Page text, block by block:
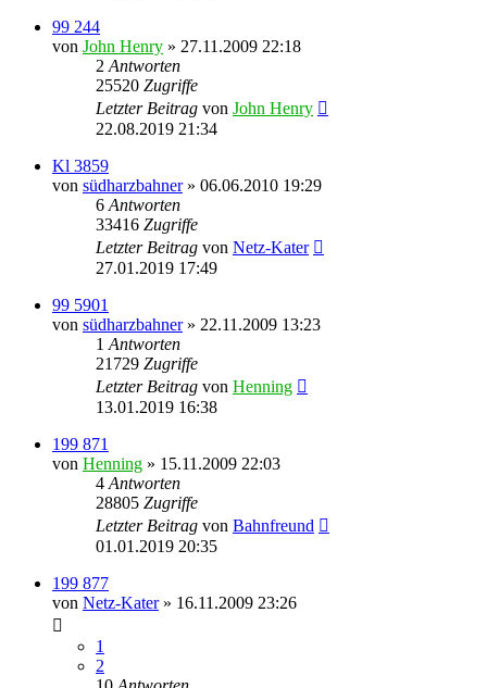
99 244
von John Henry » 27.11.2009 22:18
2 Antworten
25520 Zugriffe
Letzter Beitrag von John Henry
22.08.2019 21:34
Kl 3859
von südharzbahner» 06.06.2010 19:29
6 Antworten
33416 Zugriffe
Letzter Beitrag von Netz-Kater
27.01.2019 17:49
99 5901
von südharzbahner» 22.11.2009 13:23
1 Antworten
21729 Zugriffe
Letzter Beitrag von Henning
13.01.2019 16:38
199 871
von Henning » 15.11.2009 22:03
4 Antworten
28805 Zugriffe
Letzter Beitrag von Bahnfreund
01.01.2019 20:35
199 877
von Netz-Kater» 16.11.2009 23:26
1
2